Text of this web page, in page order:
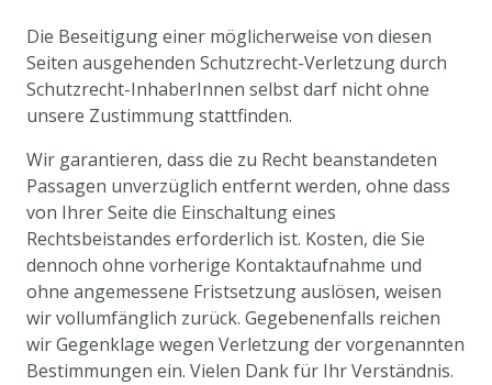
Die Beseitigung einer möglicherweise von diesen
Seiten ausgehenden Schutzrecht-Verletzung durch
Schutzrecht-InhaberInnen selbst darf nicht ohne
unsere Zustimmung stattfinden.
Wir garantieren, dass die zu Recht beanstandeten
Passagen unverzüglich entfernt werden, ohne dass
von Ihrer Seite die Einschaltung eines
Rechtsbeistandes erforderlich ist. Kosten, die Sie
dennoch ohne vorherige Kontaktaufnahme und
ohne angemessene Fristsetzung auslösen, weisen
wir vollumfänglich zurück. Gegebenenfalls reichen
wir Gegenklage wegen Verletzung der vorgenannten
Bestimmungen ein. Vielen Dank für Ihr Verständnis.